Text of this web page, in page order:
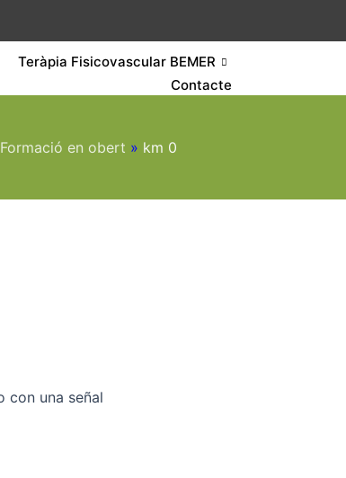
Teràpia Fisicovascular BEMER
Contacte
Formació en obert » km 0